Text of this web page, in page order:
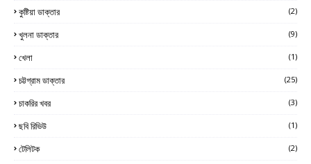
কুষ্টিয়া ডাক্তার (2)
খুলনা ডাক্তার (9)
খেলা (1)
চট্টগ্রাম ডাক্তার (25)
চাকরির খবর (3)
ছবি রিভিউ (1)
টেলিটক (2)